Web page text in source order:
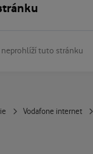
neprohlíží tuto stránku
Vodafone internet